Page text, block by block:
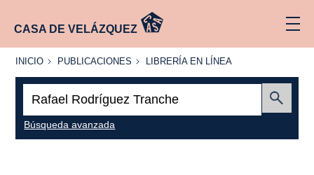
CASA DE VELÁZQUEZ
INICIO
INICIO PUBLICACIONES
PUBLICACIONES
LIBRERÍA
LÍNEA
LIBRERÍA EN LÍNEA
Búsqueda avanzada